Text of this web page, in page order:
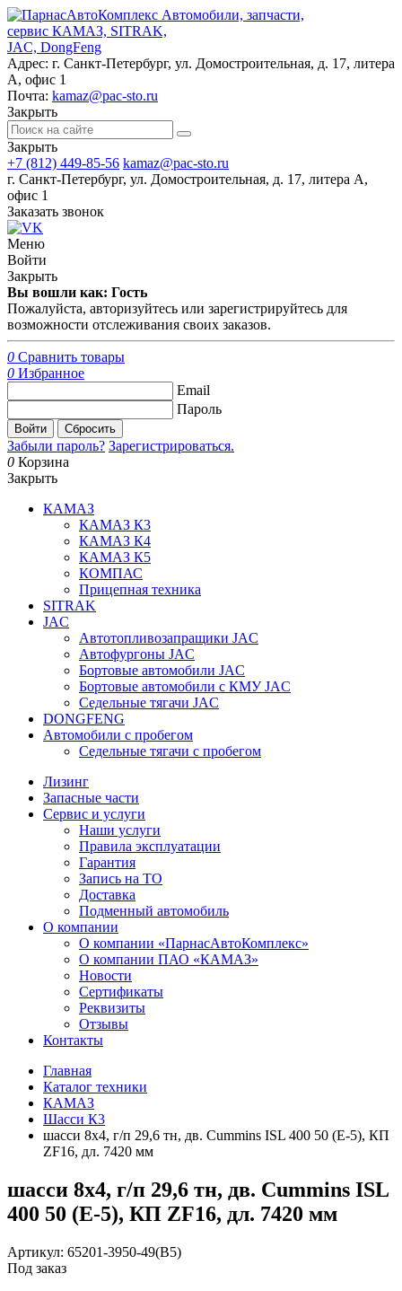
Автомобили, запчасти,
сервис КАМАЗ, SITRAK,
JAC, DongFeng
Адрес: г. Санкт-Петербург, ул. Домостроительная, д. 17, литера
А, офис 1
Почта: kamaz@pac-sto.ru
Закрыть
Закрыть
+7 (812) 449-85-56 kamaz@pac-sto.ru
г. Санкт-Петербург, ул. Домостроительная, д. 17, литера А,
офис 1
Заказать звонок
Меню
Войти
Закрыть
Вы вошли как: Гость
Пожалуйста, авторизуйтесь или зарегистрируйтесь для
возможности отслеживания своих заказов.
0 Сравнить товары
0 Избранное
Email
Пароль
Войти Сбросить
Забыли пароль? Зарегистрироваться.
0 Корзина
Закрыть
КАМАЗ
КАМАЗ К3
КАМАЗ К4
КАМАЗ К5
КОМПАС
Прицепная техника
SITRAK
JAC
Автотопливозапращики JAC
Автофургоны JAC
Бортовые автомобили JAC
Бортовые автомобили с КМУ JAC
Седельные тягачи JAC
DONGFENG
Автомобили с пробегом
Седельные тягачи с пробегом
Лизинг
Запасные части
Сервис и услуги
Наши услуги
Правила эксплуатации
Гарантия
Запись на ТО
Доставка
Подменный автомобиль
О компании
О компании «ПарнасАвтоКомплекс»
О компании ПАО «КАМАЗ»
Новости
Сертификаты
Реквизиты
Отзывы
Контакты
Главная
Каталог техники
КАМАЗ
Шасси К3
шасси 8х4, г/п 29,6 тн, дв. Cummins ISL 400 50 (Е-5), КП
ZF16, дл. 7420 мм
шасси 8х4, г/п 29,6 тн, дв. Cummins ISL
400 50 (Е-5), КП ZF16, дл. 7420 мм
Артикул: 65201-3950-49(B5)
Под заказ